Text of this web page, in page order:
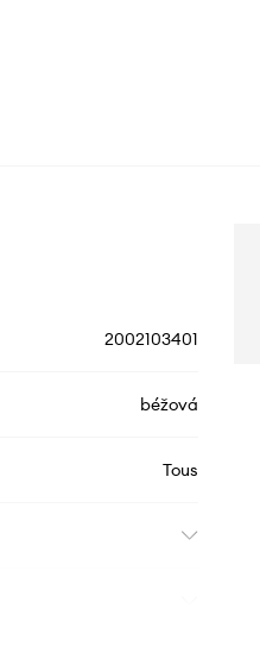
2002103401
béžová
Tous